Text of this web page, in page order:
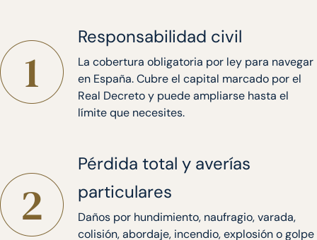
Responsabilidad civil
La cobertura obligatoria por ley para navegar
en España. Cubre el capital marcado por el
Real Decreto y puede ampliarse hasta el
límite que necesites.
Pérdida total y averías
particulares
Daños por hundimiento, naufragio, varada,
colisión, abordaje, incendio, explosión o golpe